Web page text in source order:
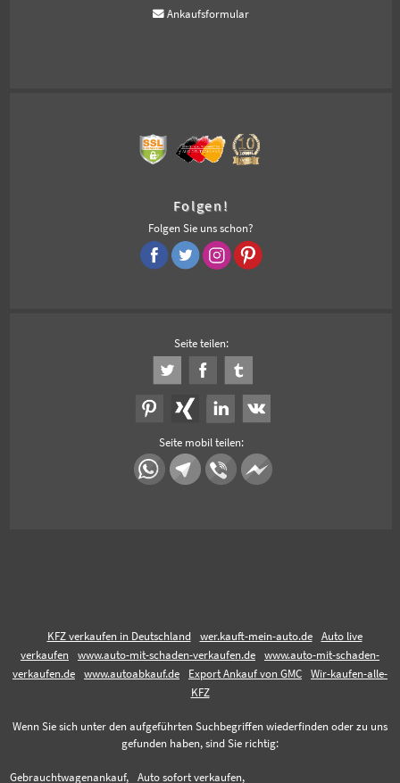
Ankaufsformular
Folgen!
Folgen Sie uns schon?
Seite teilen:
Seite mobil teilen:
KFZ verkaufen in Deutschland wer.kauft-mein-auto.de
Auto live
verkaufen
www.auto-mit-schaden-verkaufen.de
www.auto-mit-schaden-
verkaufen.de
www.autoabkauf.de Export Ankauf von GMC
Wir-kaufen-alle-
KFZ
Wenn Sie sich unter den aufgeführten Suchbegriffen wiederfinden oder zu uns
gefunden haben, sind Sie richtig:
Gebrauchtwagenankauf, Auto sofort verkaufen,